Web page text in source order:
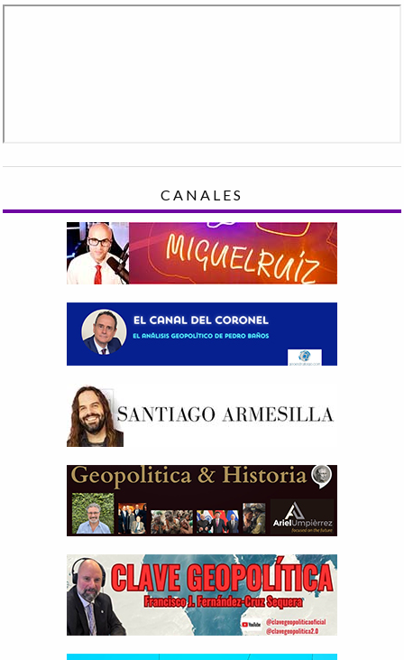
CANALES